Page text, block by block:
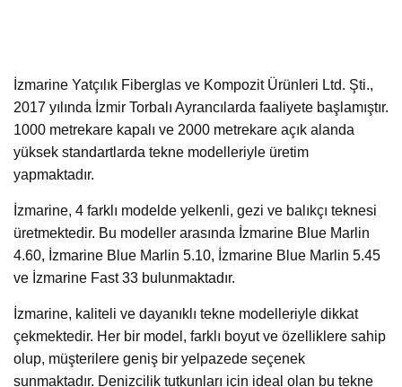
İzmarine Yatçılık Fiberglas ve Kompozit Ürünleri Ltd. Şti.,
2017 yılında İzmir Torbalı Ayrancılarda faaliyete başlamıştır.
1000 metrekare kapalı ve 2000 metrekare açık alanda
yüksek standartlarda tekne modelleriyle üretim
yapmaktadır.
İzmarine, 4 farklı modelde yelkenli, gezi ve balıkçı teknesi
üretmektedir. Bu modeller arasında İzmarine Blue Marlin
4.60, İzmarine Blue Marlin 5.10, İzmarine Blue Marlin 5.45
ve İzmarine Fast 33 bulunmaktadır.
İzmarine, kaliteli ve dayanıklı tekne modelleriyle dikkat
çekmektedir. Her bir model, farklı boyut ve özelliklere sahip
olup, müşterilere geniş bir yelpazede seçenek
sunmaktadır. Denizcilik tutkunları için ideal olan bu tekne